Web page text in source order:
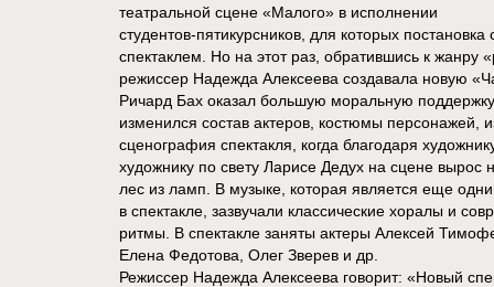
театральной сцене «Малого» в исполнении
студентов-пятикурсников, для которых
спектаклем. Но на этот раз, обратившись к жанру
режиссер Надежда Алексеева создавала новую
Ричард Бах оказал большую моральную
изменился состав актеров, костюмы персонажей,
сценография спектакля, когда благодаря
художнику по свету Ларисе Дедух на сцене вырос
лес из ламп. В музыке, которая является еще
в спектакле, зазвучали классические хоралы и
ритмы. В спектакле заняты актеры Алексей
Елена Федотова, Олег Зверев и др.
Режиссер Надежда Алексеева говорит: «Новый